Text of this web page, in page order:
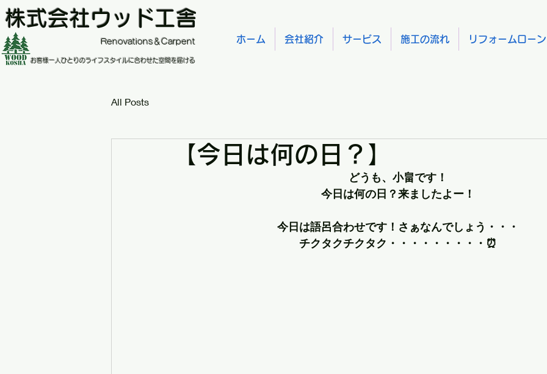
ホーム 会社紹介 サービス 施工の流れ リフォームローン
株式会社ウッド工舎
​Renovations＆Carpent
お客様一人ひとりのライフスタイルに合わせた空間を届ける
All Posts
【今日は何の日？】
どうも、小畠です！
今日は何の日？来ましたよー！
今日は語呂合わせです！さぁなんでしょう・・・
チクタクチクタク・・・・・・・・・⏰